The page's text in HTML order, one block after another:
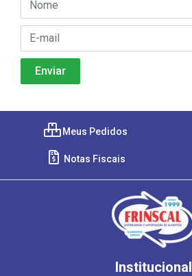
Meus Pedidos
Notas Fiscais
Institucional